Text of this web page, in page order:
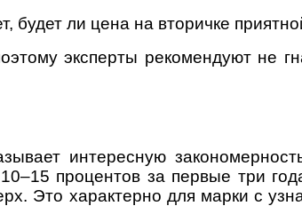
будет ли цена на вторичке
эксперты рекомендуют не
интересную
процентов за первые три
Это характерно для марки с